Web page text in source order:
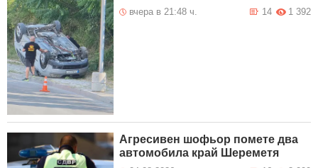
вчера в 21:48 ч. 1 392
14
Агресивен шофьор помете два
автомобила край Шереметя